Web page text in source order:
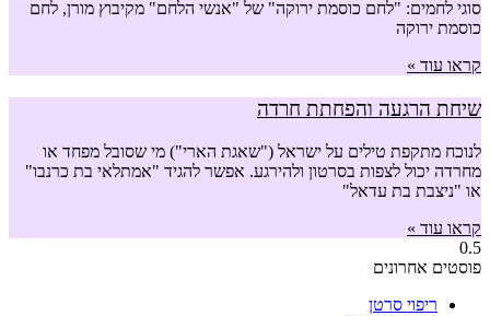
סוגי לחמים: "לחם כוסמת ירוקה" של "אנשי הלחם" מקיבוץ מורן, לחם
כוסמת ירוקה
קראו עוד »
שיחת הרגעה והפחתת חרדה
לנוכח מתקפת טילים על ישראל ("שאגת הארי") מי שסובל מפחד או
מחרדה יכול לצפות בסרטון ולהירגע. אפשר להגיד "אמתלאי בת כרנבו"
או "ניצבת בת עדאל"
קראו עוד »
פוסטים אחרונים
ריפוי סרטן